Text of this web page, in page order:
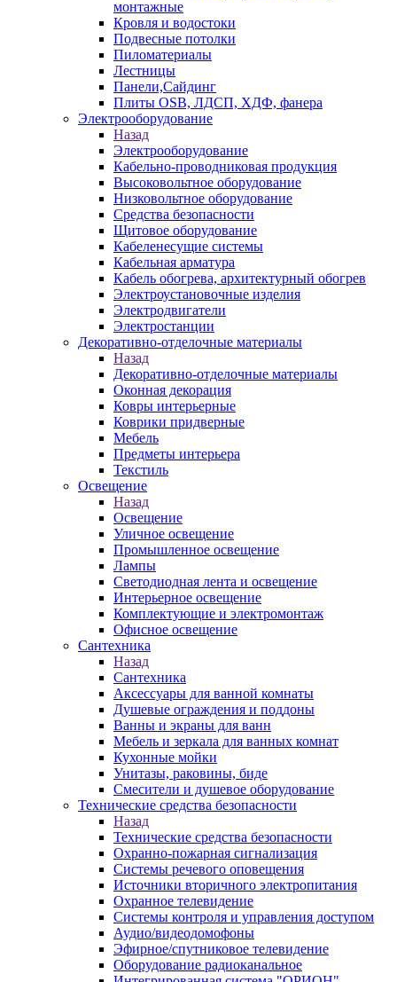
монтажные
Кровля и водостоки
Подвесные потолки
Пиломатериалы
Лестницы
Панели,Сайдинг
Плиты OSB, ЛДСП, ХДФ, фанера
Электрооборудование
Назад
Электрооборудование
Кабельно-проводниковая продукция
Высоковольтное оборудование
Низковольтное оборудование
Средства безопасности
Щитовое оборудование
Кабеленесущие системы
Кабельная арматура
Кабель обогрева, архитектурный обогрев
Электроустановочные изделия
Электродвигатели
Электростанции
Декоративно-отделочные материалы
Назад
Декоративно-отделочные материалы
Оконная декорация
Ковры интерьерные
Коврики придверные
Мебель
Предметы интерьера
Текстиль
Освещение
Назад
Освещение
Уличное освещение
Промышленное освещение
Лампы
Светодиодная лента и освещение
Интерьерное освещение
Комплектующие и электромонтаж
Офисное освещение
Сантехника
Назад
Сантехника
Аксессуары для ванной комнаты
Душевые ограждения и поддоны
Ванны и экраны для ванн
Мебель и зеркала для ванных комнат
Кухонные мойки
Унитазы, раковины, биде
Смесители и душевое оборудование
Технические средства безопасности
Назад
Технические средства безопасности
Охранно-пожарная сигнализация
Системы речевого оповещения
Источники вторичного электропитания
Охранное телевидение
Системы контроля и управления доступом
Аудио/видеодомофоны
Эфирное/спутниковое телевидение
Оборудование радиоканальное